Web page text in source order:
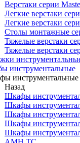
Верстаки серии
Легкие верстаки
Легкие верстаки
Столы монтажные
Тяжелые верстаки
Тяжелые верстаки
инструментальные
инструментальные
Назад
Шкафы
Шкафы
Шкафы
Шкафы
Шкафы